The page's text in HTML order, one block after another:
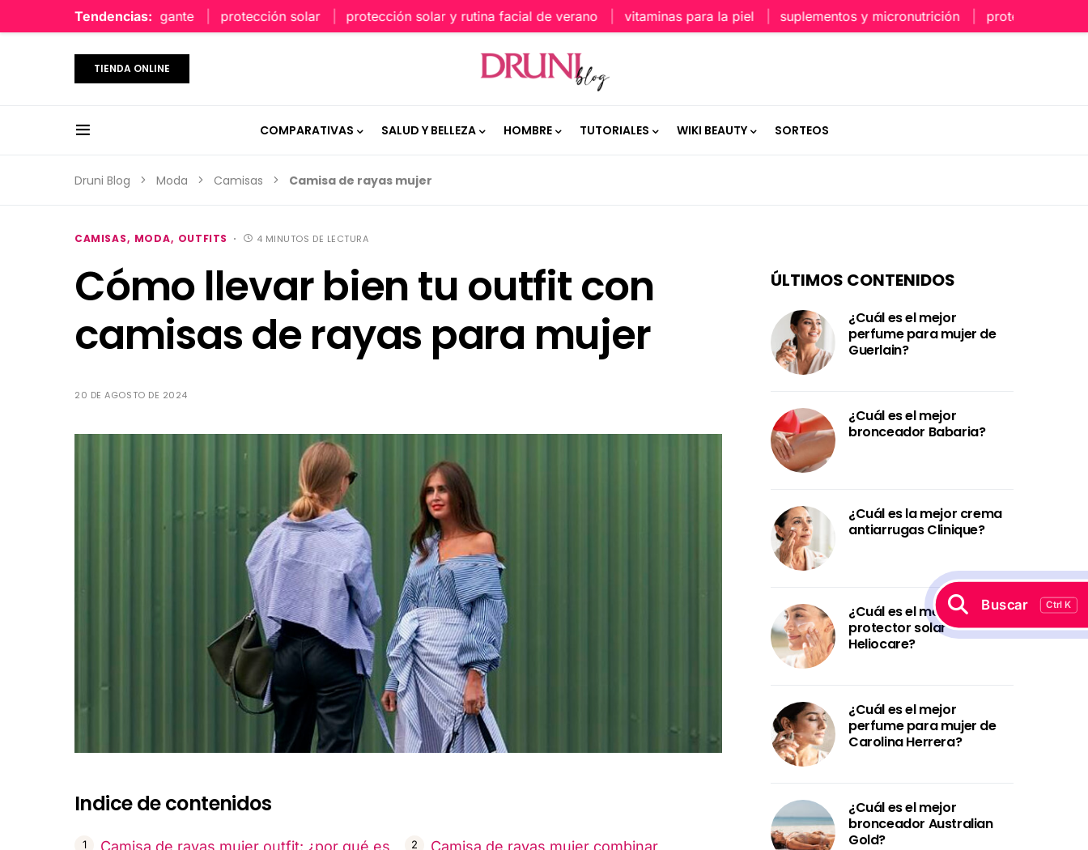
Tendencias:
perfume limpio y elegante protección solar protección solar y rutina facial de verano vitaminas para la piel suplementos y micronutrición protección capilar
TIENDA ONLINE
COMPARATIVAS SALUD Y BELLEZA HOMBRE TUTORIALES WIKI BEAUTY SORTEOS
Druni Blog Moda Camisas Camisa de rayas mujer
CAMISAS MODA OUTFITS 4 MINUTOS DE LECTURA
Cómo llevar bien tu outfit con
camisas de rayas para mujer
20 DE AGOSTO DE 2024
Indice de contenidos
Camisa de rayas mujer outfit: ¿por qué es
Camisa de rayas mujer combinar
ÚLTIMOS CONTENIDOS
¿Cuál es el mejor
perfume para mujer de
Guerlain?
¿Cuál es el mejor
bronceador Babaria?
¿Cuál es la mejor crema
antiarrugas Clinique?
¿Cuál es el mejor
protector solar
Heliocare?
¿Cuál es el mejor
perfume para mujer de
Carolina Herrera?
¿Cuál es el mejor
bronceador Australian
Gold?
Buscar Ctrl K